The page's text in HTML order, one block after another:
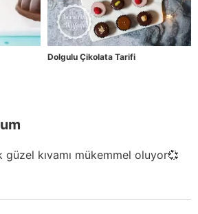
Dolgulu Çikolata Tarifi
güzel kıvamı mükemmel oluyor💞